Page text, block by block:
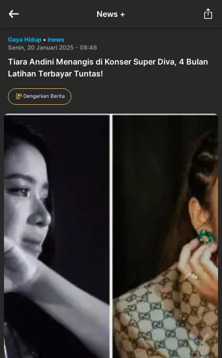
News +
Gaya Hidup • inews
Senin, 20 Januari 2025 - 08:46
Tiara Andini Menangis di Konser Super Diva, 4 Bulan
Latihan Terbayar Tuntas!
Dengarkan Berita